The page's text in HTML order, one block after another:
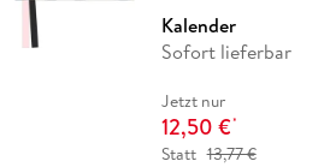
Kalender
Sofort lieferbar
Jetzt nur
12,50 €*
Statt 13,77 €